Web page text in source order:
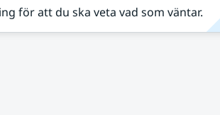
för att du ska veta vad som väntar.